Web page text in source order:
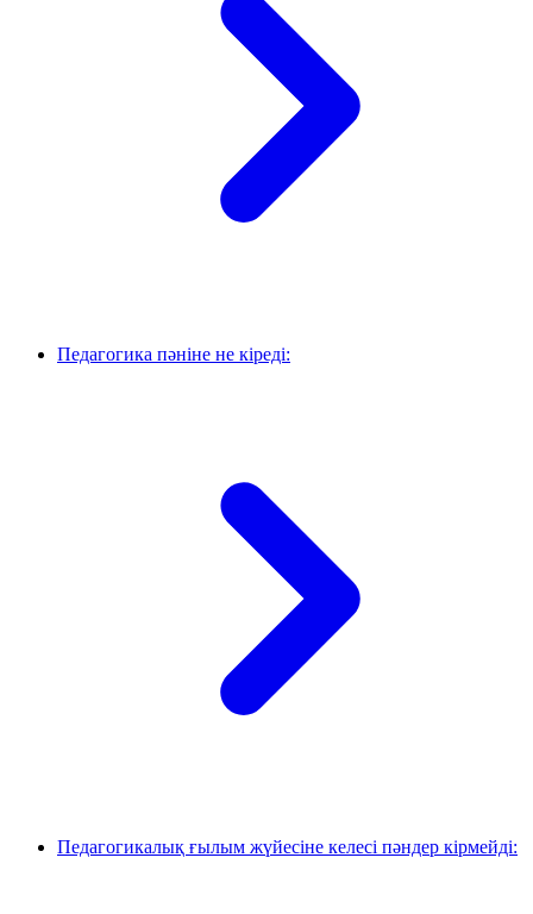
Педагогика пәніне не кіреді:
Педагогикалық ғылым жүйесіне келесі пәндер кірмейді: